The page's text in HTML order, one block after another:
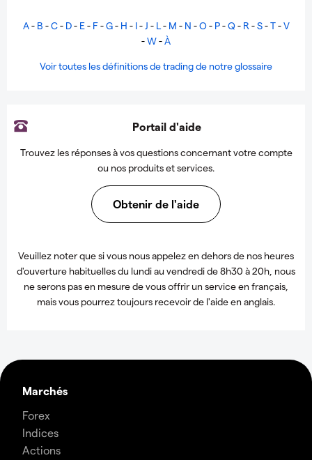
A- B -C- D- E- F-G- H - I- J - L- M - N -O- P-Q- R -S-T-V
-W-À
Voir toutes les définitions de trading de notre glossaire
Portail d'aide
Trouvez les réponses à vos questions concernant votre compte
ou nos produits et services.
Obtenir de l'aide
Veuillez noter que si vous nous appelez en dehors de nos heures
d'ouverture habituelles du lundi au vendredi de 8h30 à 20h, nous
ne serons pas en mesure de vous offrir un service en français,
mais vous pourrez toujours recevoir de l'aide en anglais.
Marchés
Forex
Indices
Actions